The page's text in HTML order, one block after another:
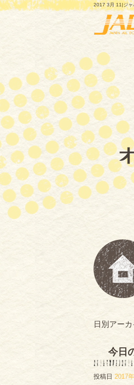
2017 3月 11|ジャ
日別アー
今日
投稿日 2017